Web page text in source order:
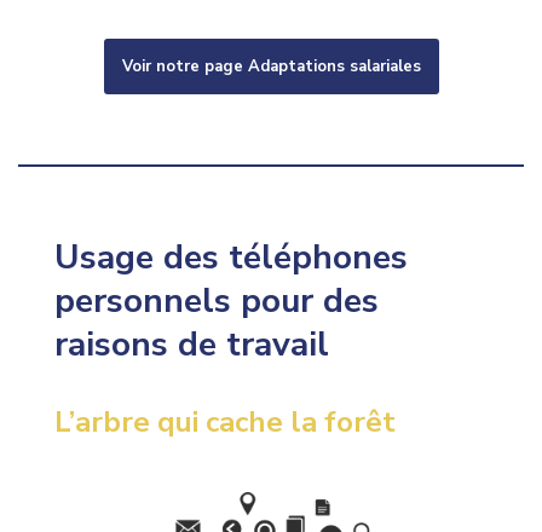
Voir notre page Adaptations salariales
Usage des téléphones
personnels pour des
raisons de travail
L’arbre qui cache la forêt